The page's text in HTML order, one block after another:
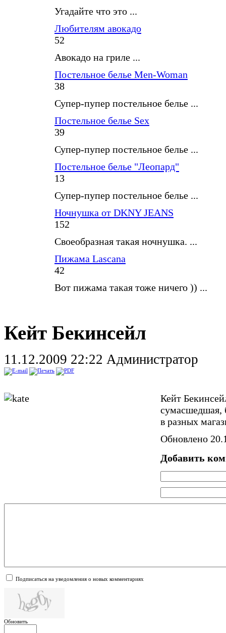
Угадайте что это ...
Любителям авокадо
52
Авокадо на гриле ...
Постельное белье Men-Woman
38
Супер-пупер постельное белье ...
Постельное белье Sex
39
Супер-пупер постельное белье ...
Постельное белье "Леопард"
13
Супер-пупер постельное белье ...
Ночнушка от DKNY JEANS
152
Своеобразная такая ночнушка. ...
Пижама Lascana
42
Вот пижама такая тоже ничего )) ...
Кейт Бекинсейл
11.12.2009 22:22 Администратор
Кейт
сумасшедшая,
в разных
Обновлено
Добавить
Подписаться на уведомления о новых комментариях
Обновить